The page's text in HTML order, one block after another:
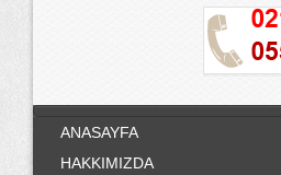
ANASAYFA
HAKKIMIZDA